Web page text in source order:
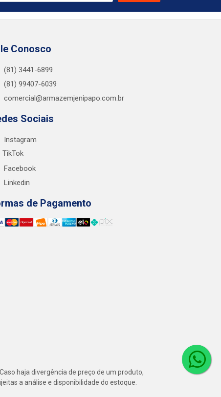
Conosco
(81) 3441-6899
(81) 99407-6039
comercial@armazemjenipapo.com.br
Sociais
Instagram
TikTok
Facebook
Linkedin
de Pagamento
haja divergência de preço de um produto,
a análise e disponibilidade do estoque.